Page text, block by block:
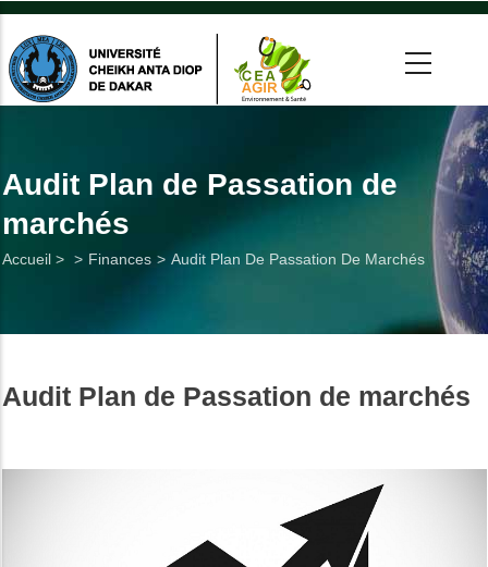
Aller
contenu
principal
Audit Plan de Passation de
marchés
Fil
Accueil > Finances Audit Plan De Passation De Marchés
Audit Plan de Passation de marchés